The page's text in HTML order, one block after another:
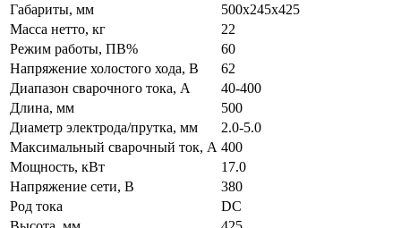
Габариты, мм
500х245х425
Масса нетто, кг
22
Режим работы, ПВ%
60
Напряжение холостого хода, В
62
Диапазон сварочного тока, А
40-400
Длина, мм
500
Диаметр электрода/прутка, мм
2.0-5.0
Максимальный сварочный ток, А 400
Мощность, кВт
17.0
Напряжение сети, В
380
Род тока
DC